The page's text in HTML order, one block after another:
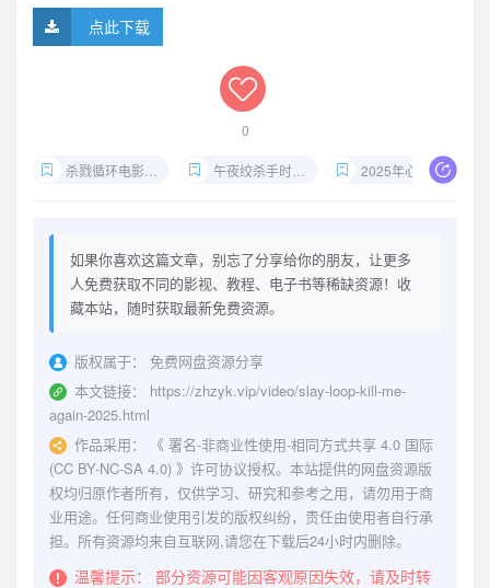
点此下载
0
杀戮循环电影下载 午夜绞杀手时间轮回 2025年心理惊悚片
如果你喜欢这篇文章，别忘了分享给你的朋友，让更多
人免费获取不同的影视、教程、电子书等稀缺资源！收
藏本站，随时获取最新免费资源。
版权属于：
免费网盘资源分享
本文链接：
https://zhzyk.vip/video/slay-loop-kill-me-
again-2025.html
作品采用：
《 署名-非商业性使用-相同方式共享 4.0 国际
(CC BY-NC-SA 4.0) 》许可协议授权。本站提供的网盘资源版
权均归原作者所有，仅供学习、研究和参考之用，请勿用于商
业用途。任何商业使用引发的版权纠纷，责任由使用者自行承
担。所有资源均来自互联网,请您在下载后24小时内删除。
温馨提示：
部分资源可能因客观原因失效，请及时转